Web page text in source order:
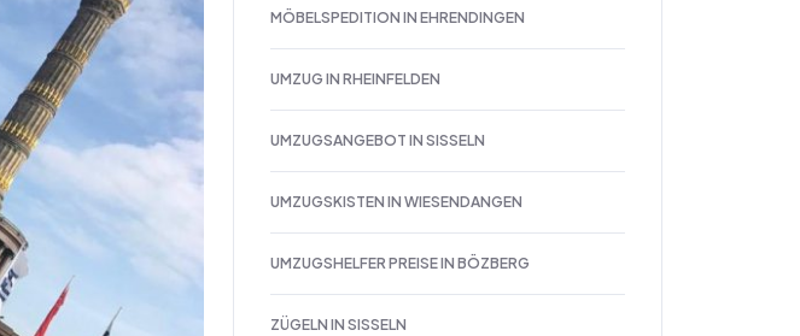
MÖBELSPEDITION IN EHRENDINGEN
UMZUG IN RHEINFELDEN
UMZUGSANGEBOT IN SISSELN
UMZUGSKISTEN IN WIESENDANGEN
UMZUGSHELFER PREISE IN BÖZBERG
ZÜGELN IN SISSELN